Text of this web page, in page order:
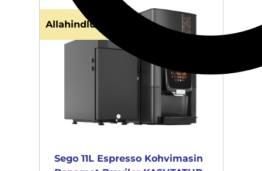
Allahindlus!
Sego 11L Espresso Kohvimasin